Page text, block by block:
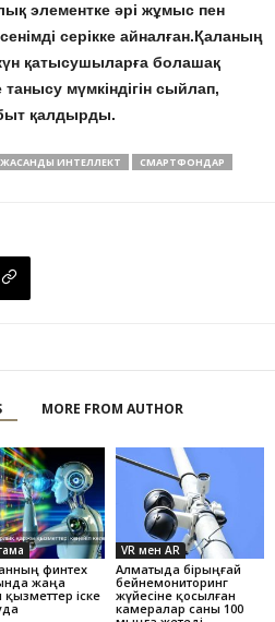
элементке әрі жұмыс пен
серікке айналған.Қаланың
қатысушыларға болашақ
мүмкіндігін сыйлап,
қалдырды.
ЖАСАНДЫ ИНТЕЛЛЕКТ
СМАРТФОНДАР
MORE FROM AUTHOR
финтех
жаңа
іске
VR мен AR
Алматыда бірыңғай
бейнемониторинг
жүйесіне қосылған
камералар саны 100